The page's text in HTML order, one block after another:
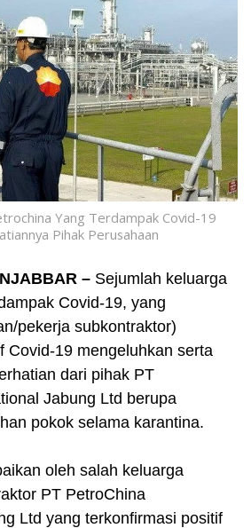
Yang Terdampak Covid-19
Pihak Perusahaan
– Sejumlah keluarga
Covid-19, yang
pekerja subkontraktor)
Covid-19 mengeluhkan serta
dari pihak PT
Jabung Ltd berupa
pokok selama karantina.
oleh salah keluarga
PT PetroChina
Ltd yang terkonfirmasi positif